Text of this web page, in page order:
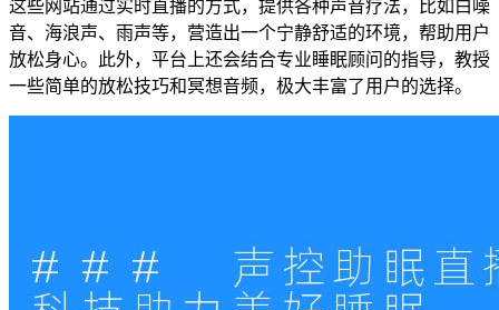
这些网站通过实时直播的方式，提供各种声音疗法，比如白噪
音、海浪声、雨声等，营造出一个宁静舒适的环境，帮助用户
放松身心。此外，平台上还会结合专业睡眠顾问的指导，教授
一些简单的放松技巧和冥想音频，极大丰富了用户的选择。